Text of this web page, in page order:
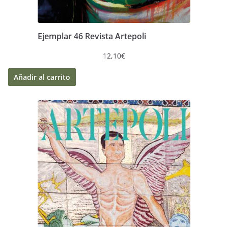
Ejemplar 46 Revista Artepoli
12,10€
Añadir al carrito